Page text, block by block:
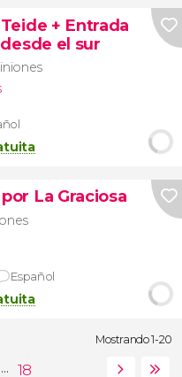
+ Entrada
el sur
La Graciosa
Español
Mostrando 1-20
...